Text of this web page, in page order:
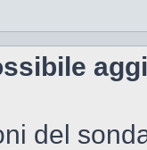
del